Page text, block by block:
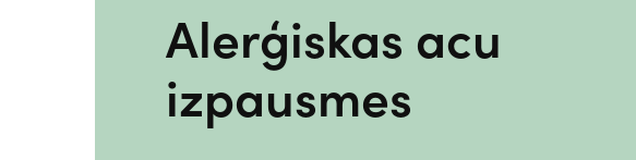
Alerģiskas acu
izpausmes